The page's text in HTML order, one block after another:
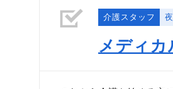
介護スタッフ
メディカ